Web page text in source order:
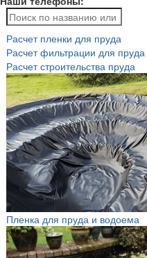
Расчет пленки для пруда
Расчет фильтрации для пруда
Расчет строительства пруда
Пленка для пруда и водоема